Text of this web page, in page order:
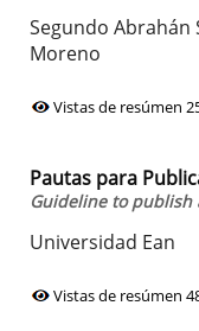
Segundo Abrahán
Moreno
Vistas de resúmen
Pautas para
Guideline to publish
Universidad Ean
Vistas de resúmen